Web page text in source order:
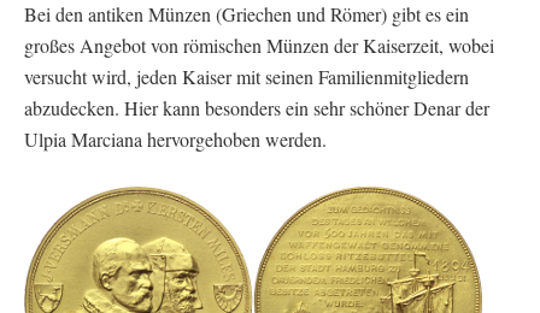
Bei den antiken Münzen (Griechen und Römer) gibt es ein
großes Angebot von römischen Münzen der Kaiserzeit, wobei
versucht wird, jeden Kaiser mit seinen Familienmitgliedern
abzudecken. Hier kann besonders ein sehr schöner Denar der
Ulpia Marciana hervorgehoben werden.